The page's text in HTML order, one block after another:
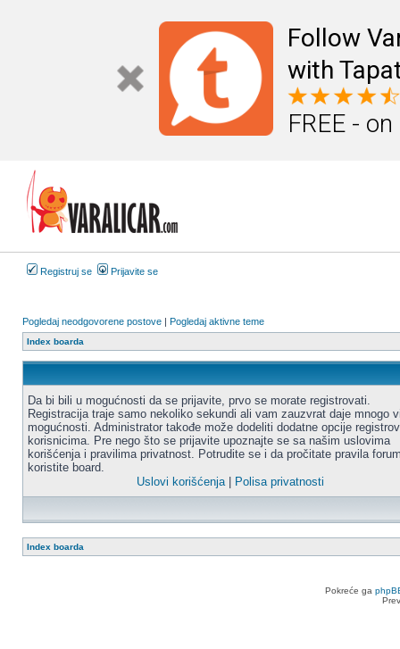
Follow
with
FREE -
Registruj se Prijavite se
Pogledaj neodgovorene postove | Pogledaj aktivne teme
Index boarda
Da bi bili u mogućnosti da se prijavite, prvo se morate registrovati.
Registracija traje samo nekoliko sekundi ali vam zauzvrat daje mnogo
mogućnosti. Administrator takođe može dodeliti dodatne opcije
korisnicima. Pre nego što se prijavite upoznajte se sa našim uslovima
korišćenja i pravilima privatnost. Potrudite se i da pročitate pravila
koristite board.
Uslovi korišćenja| Polisa privatnosti
Index boarda
Pokreće ga